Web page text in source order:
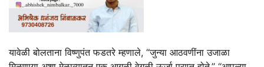
यावेळी बोलताना विष्णुपंत फडतरे म्हणाले, ‘‘जुन्या आठवणींना उजाळा